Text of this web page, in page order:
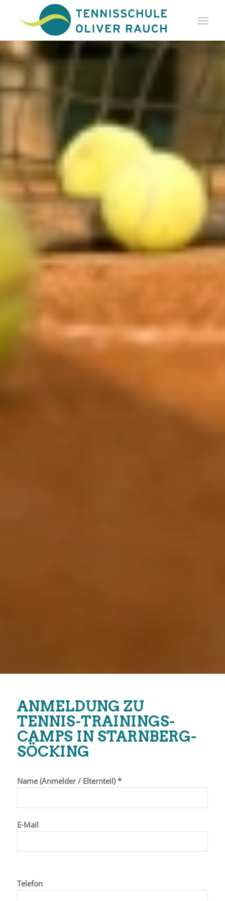
ANMELDUNG ZU
TENNIS-TRAININGS-
CAMPS IN STARNBERG-
SÖCKING
Name (Anmelder / Elternteil) *
E-Mail
Telefon